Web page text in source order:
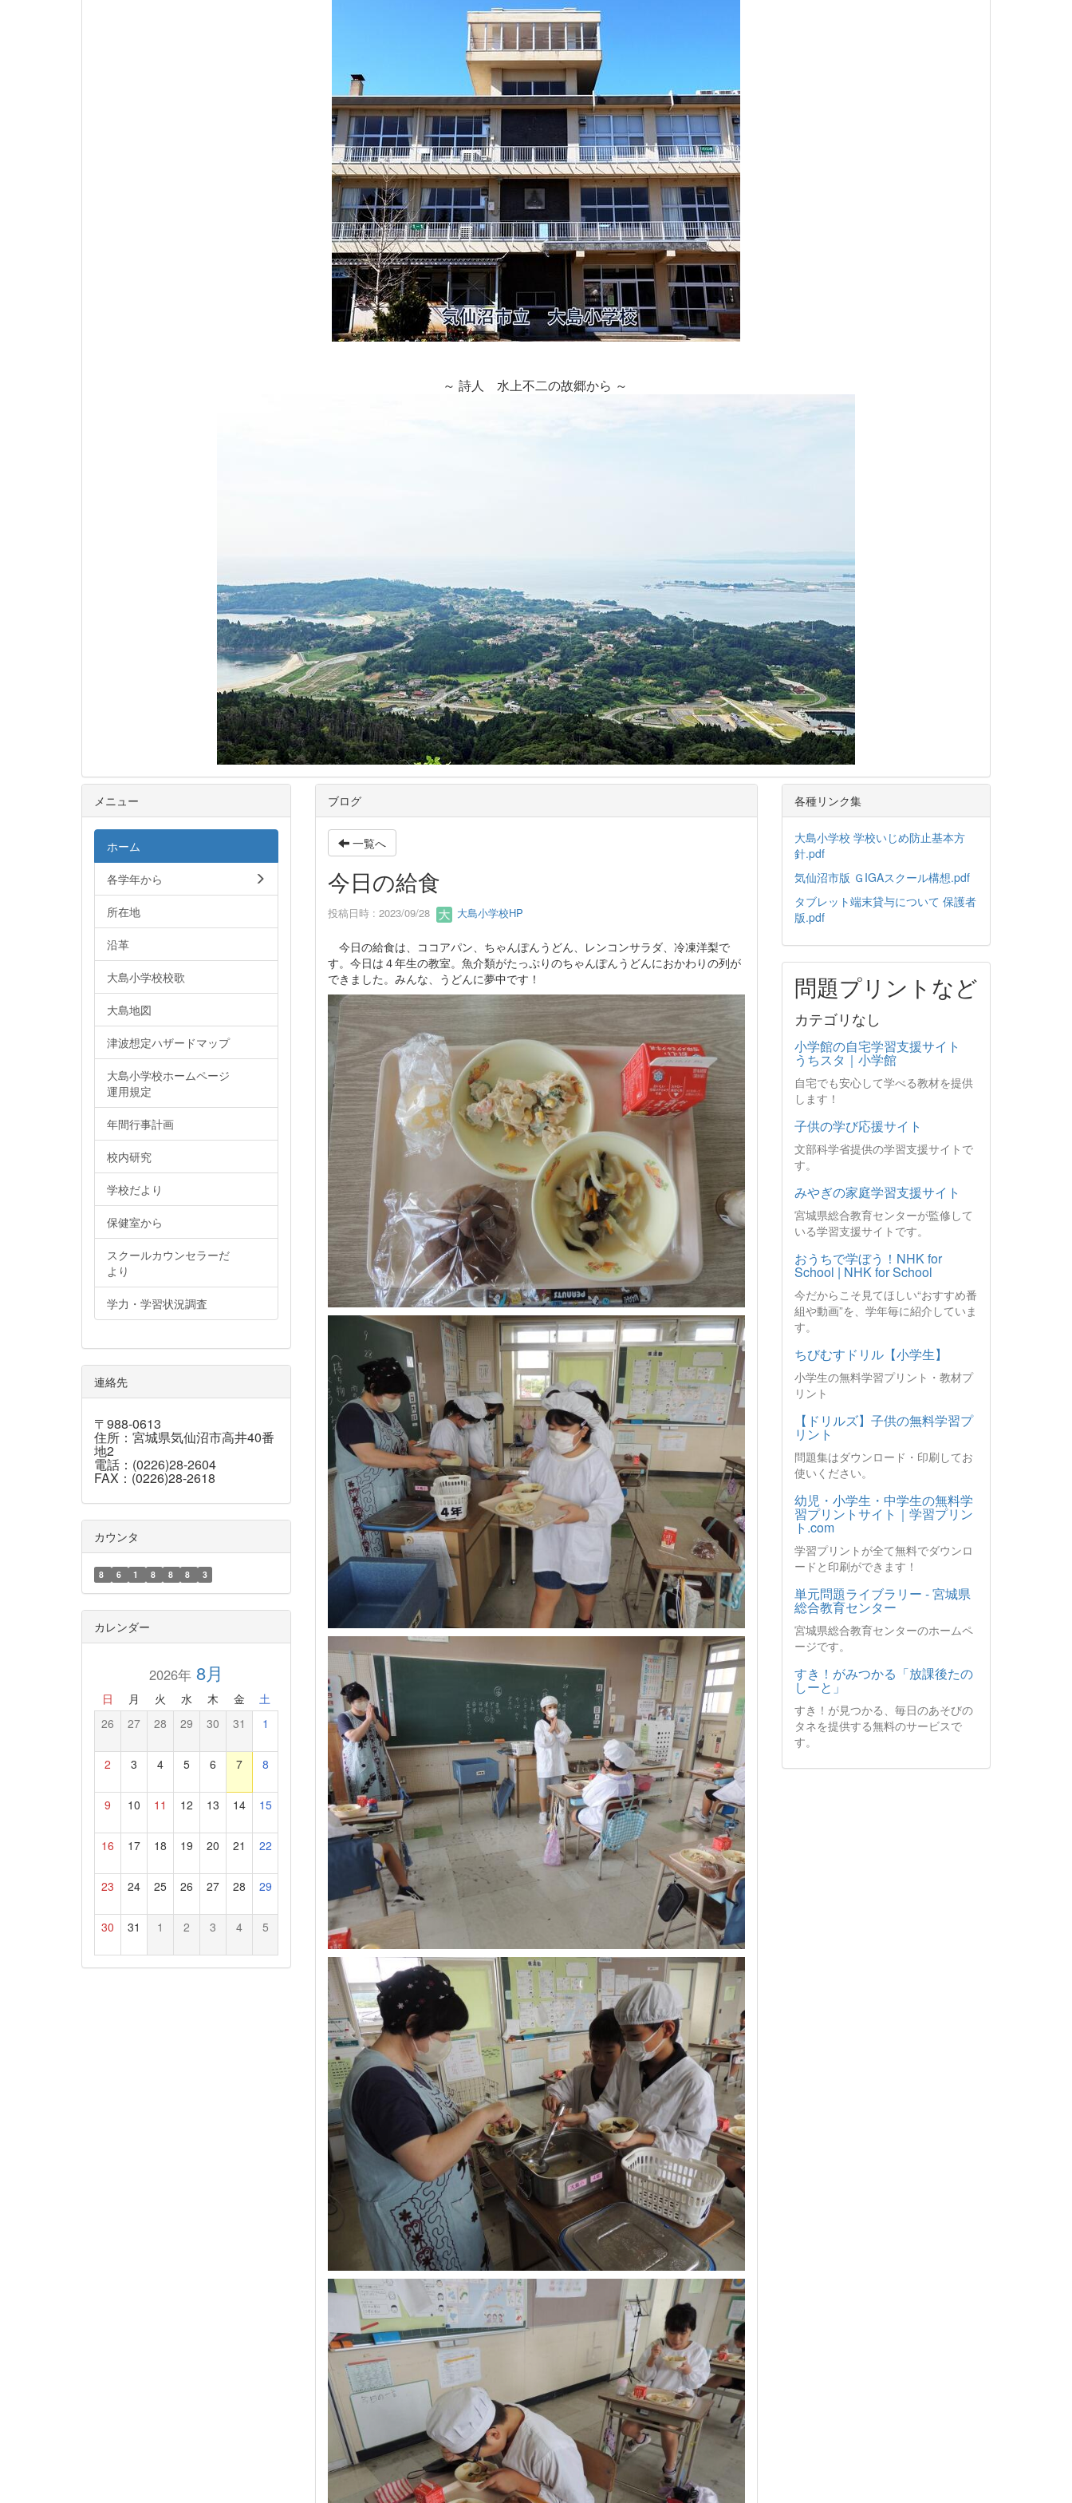
～ 詩人 水上不二の故郷から ～
ブログ
一覧へ
今日の給食
投稿日時 : 2023/09/28 大島小学校HP
今日の給食は、ココアパン、ちゃんぽんうどん、レンコンサラダ、冷凍洋梨で
す。今日は４年生の教室。魚介類がたっぷりのちゃんぽんうどんにおかわりの列が
できました。みんな、うどんに夢中です！
メニュー
ホーム
各学年から
所在地
沿革
大島小学校校歌
大島地図
津波想定ハザードマップ
大島小学校ホームページ
運用規定
年間行事計画
校内研究
学校だより
保健室から
スクールカウンセラーだ
より
学力・学習状況調査
連絡先
〒988-0613
住所：宮城県気仙沼市高井40番
地2
電話：(0226)28-2604
FAX：(0226)28-2618
カウンタ
8 6 1 8 8 8 3
カレンダー
2026年8月
日 月 火 水 木 金 土
26 27 28 29 30 31 1
2 3 4 5 6 7 8
9 10 11 12 13 14 15
16 17 18 19 20 21 22
23 24 25 26 27 28 29
30 31 1 2 3 4 5
各種リンク集
大島小学校 学校いじめ防止基本方
針.pdf
気仙沼市版 ＧIGAスクール構想.pdf
タブレット端末貸与について 保護者
版.pdf
問題プリントなど
カテゴリなし
小学館の自宅学習支援サイト
うちスタ｜小学館
自宅でも安心して学べる教材を提供
します！
子供の学び応援サイト
文部科学省提供の学習支援サイトで
す。
みやぎの家庭学習支援サイト
宮城県総合教育センターが監修して
いる学習支援サイトです。
おうちで学ぼう！NHK for
School | NHK for School
今だからこそ見てほしい“おすすめ番
組や動画”を、学年毎に紹介していま
す。
ちびむすドリル【小学生】
小学生の無料学習プリント・教材プ
リント
【ドリルズ】子供の無料学習プ
リント
問題集はダウンロード・印刷してお
使いください。
幼児・小学生・中学生の無料学
習プリントサイト｜学習プリン
ト.com
学習プリントが全て無料でダウンロ
ードと印刷ができます！
単元問題ライブラリー - 宮城県
総合教育センター
宮城県総合教育センターのホームペ
ージです。
すき！がみつかる「放課後たの
しーと」
すき！が見つかる、毎日のあそびの
タネを提供する無料のサービスで
す。